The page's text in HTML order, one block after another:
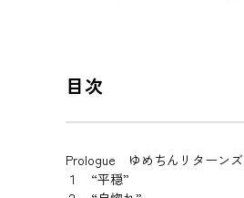
目次
Prologue ゆめちんリターンズ
１ “平穏”